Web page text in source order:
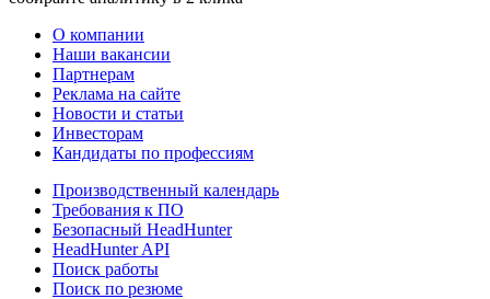
О компании
Наши вакансии
Партнерам
Реклама на сайте
Новости и статьи
Инвесторам
Кандидаты по профессиям
Производственный календарь
Требования к ПО
Безопасный HeadHunter
HeadHunter API
Поиск работы
Поиск по резюме